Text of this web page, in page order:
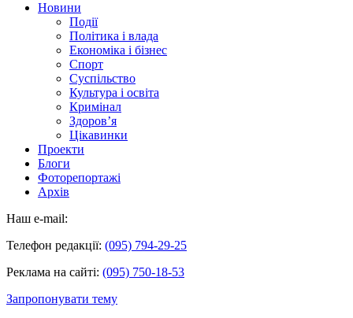
Новини
Події
Політика і влада
Економіка і бізнес
Спорт
Суспільство
Культура і освіта
Кримінал
Здоров’я
Цікавинки
Проекти
Блоги
Фоторепортажі
Архів
Наш e-mail:
Телефон редакції: (095) 794-29-25
Реклама на сайті: (095) 750-18-53
Запропонувати тему